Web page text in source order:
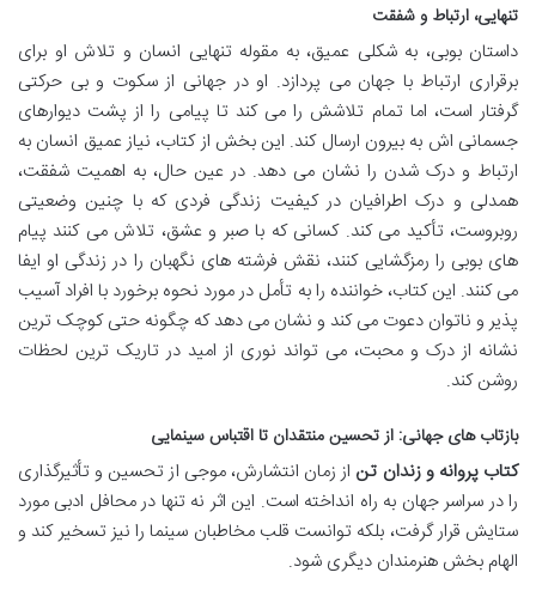
تنهایی، ارتباط و شفقت
داستان بوبی، به شکلی عمیق، به مقوله تنهایی انسان و تلاش او برای
برقراری ارتباط با جهان می پردازد. او در جهانی از سکوت و بی حرکتی
گرفتار است، اما تمام تلاشش را می کند تا پیامی را از پشت دیوارهای
جسمانی اش به بیرون ارسال کند. این بخش از کتاب، نیاز عمیق انسان به
ارتباط و درک شدن را نشان می دهد. در عین حال، به اهمیت شفقت،
همدلی و درک اطرافیان در کیفیت زندگی فردی که با چنین وضعیتی
روبروست، تأکید می کند. کسانی که با صبر و عشق، تلاش می کنند پیام
های بوبی را رمزگشایی کنند، نقش فرشته های نگهبان را در زندگی او ایفا
می کنند. این کتاب، خواننده را به تأمل در مورد نحوه برخورد با افراد آسیب
پذیر و ناتوان دعوت می کند و نشان می دهد که چگونه حتی کوچک ترین
نشانه از درک و محبت، می تواند نوری از امید در تاریک ترین لحظات
روشن کند.
بازتاب های جهانی: از تحسین منتقدان تا اقتباس سینمایی
کتاب پروانه و زندان تن از زمان انتشارش، موجی از تحسین و تأثیرگذاری
را در سراسر جهان به راه انداخته است. این اثر نه تنها در محافل ادبی مورد
ستایش قرار گرفت، بلکه توانست قلب مخاطبان سینما را نیز تسخیر کند و
الهام بخش هنرمندان دیگری شود.